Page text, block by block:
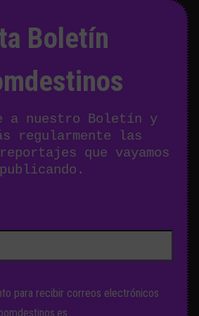
Boletín
a nuestro Boletín y
regularmente las
que vayamos
publicando.
para recibir correos electrónicos